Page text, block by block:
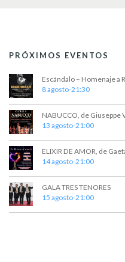
PRÓXIMOS EVENTOS
Escándalo – Homenaje a
8 agosto-21:30
NABUCCO, de Giuseppe
13 agosto-21:00
ELIXIR DE AMOR, de
14 agosto-21:00
GALA TRES TENORES
15 agosto-21:00